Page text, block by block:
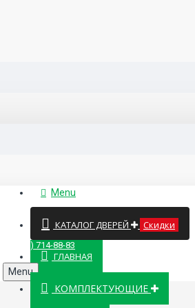
Menu
КАТАЛОГ ДВЕРЕЙ Скидки
ГЛАВНАЯ
КОМПЛЕКТУЮЩИЕ
8 (499) 714-88-83
Menu